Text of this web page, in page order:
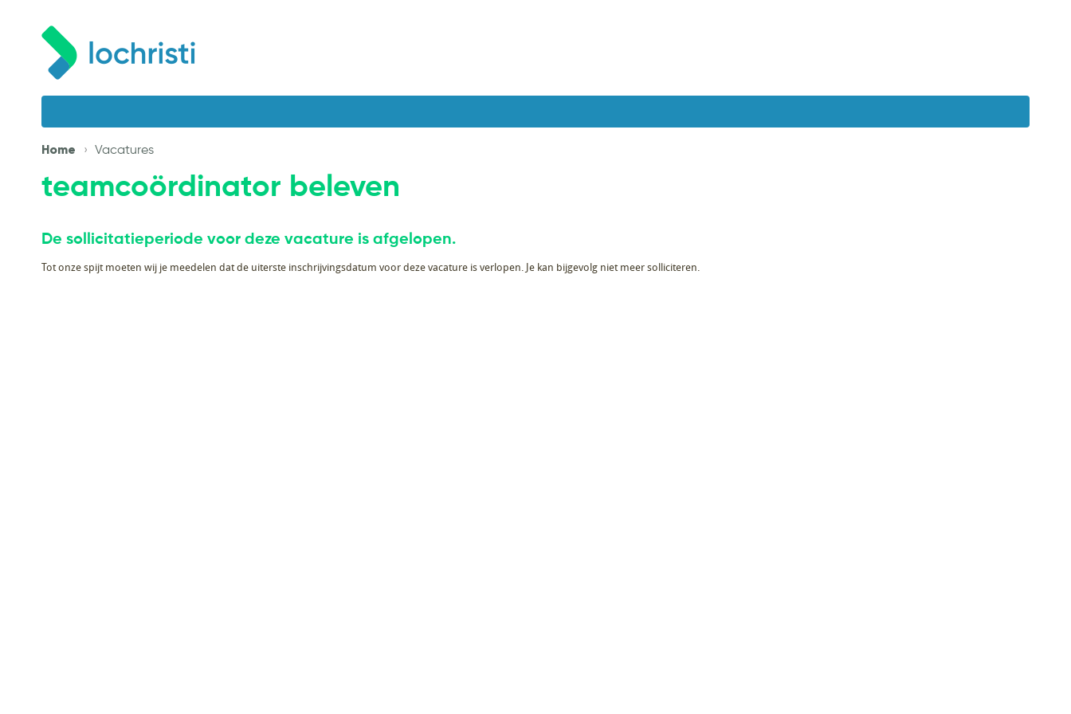
Home Vacatures
teamcoördinator beleven
De sollicitatieperiode voor deze vacature is afgelopen.
Tot onze spijt moeten wij je meedelen dat de uiterste inschrijvingsdatum voor deze vacature is verlopen. Je kan bijgevolg niet meer solliciteren.